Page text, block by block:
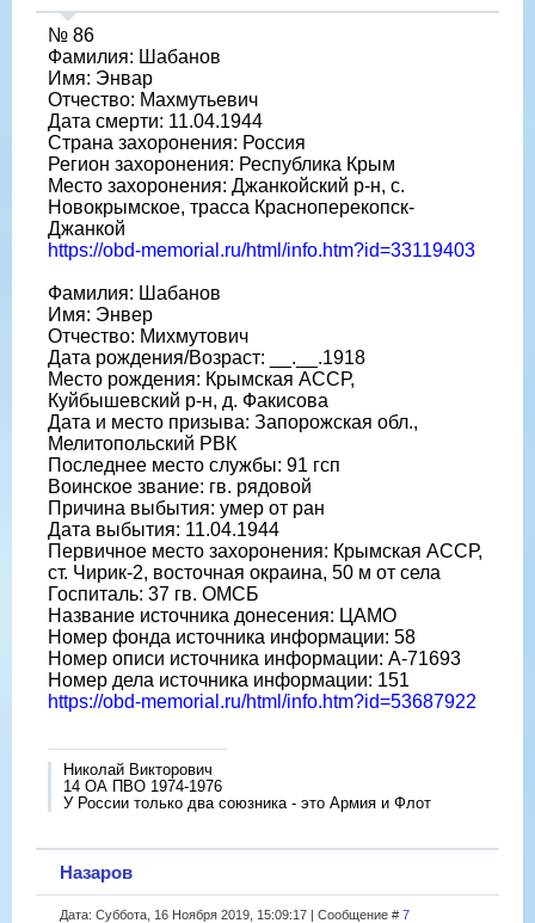
№ 86
Фамилия: Шабанов
Имя: Энвар
Отчество: Махмутьевич
Дата смерти: 11.04.1944
Страна захоронения: Россия
Регион захоронения: Республика Крым
Место захоронения: Джанкойский р-н, с.
Новокрымское, трасса Красноперекопск-
Джанкой
https://obd-memorial.ru/html/info.htm?id=33119403
Фамилия: Шабанов
Имя: Энвер
Отчество: Михмутович
Дата рождения/Возраст: __.__.1918
Место рождения: Крымская АССР,
Куйбышевский р-н, д. Факисова
Дата и место призыва: Запорожская обл.,
Мелитопольский РВК
Последнее место службы: 91 гсп
Воинское звание: гв. рядовой
Причина выбытия: умер от ран
Дата выбытия: 11.04.1944
Первичное место захоронения: Крымская АССР,
ст. Чирик-2, восточная окраина, 50 м от села
Госпиталь: 37 гв. ОМСБ
Название источника донесения: ЦАМО
Номер фонда источника информации: 58
Номер описи источника информации: А-71693
Номер дела источника информации: 151
https://obd-memorial.ru/html/info.htm?id=53687922
Николай Викторович
14 ОА ПВО 1974-1976
У России только два союзника - это Армия и Флот
Назаров
Дата: Суббота, 16 Ноября 2019, 15:09:17 | Сообщение # 7